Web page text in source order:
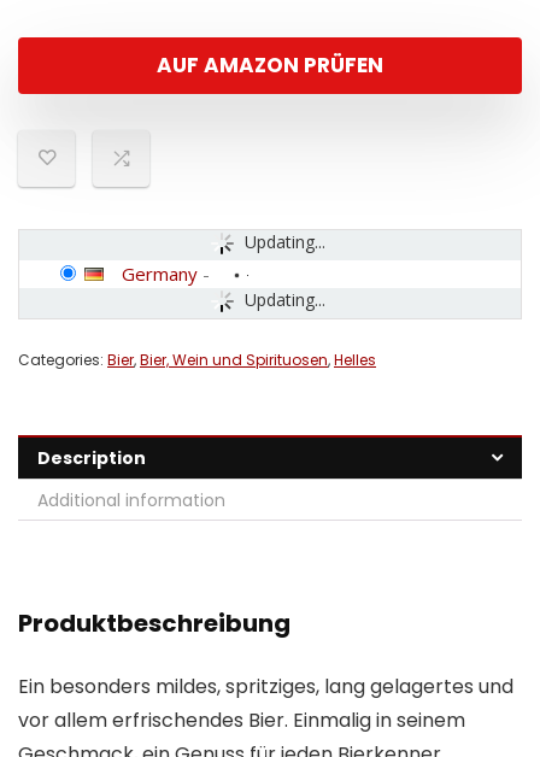
AUF AMAZON PRÜFEN
Updating...
Updating...
Germany -
Categories: Bier,Bier, Wein und Spirituosen,Helles
Description
Additional information
Produktbeschreibung
Ein besonders mildes, spritziges, lang gelagertes und
vor allem erfrischendes Bier. Einmalig in seinem